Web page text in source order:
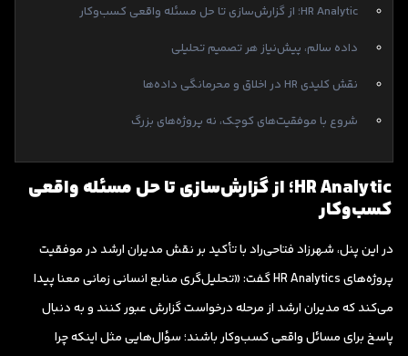
HR Analytic؛ از گزارش‌سازی تا حل مسئله واقعی کسب‌وکار
داده سالم، پیش‌نیاز هر تصمیم تحلیلی
نقش کلیدی HR در اخلاق و محرمانگی داده‌ها
شروع با موفقیت‌های کوچک، نه پروژه‌های بزرگ
HR Analytic؛ از گزارش‌سازی تا حل مسئله واقعی
کسب‌وکار
در این پنل، شهرزاد فتاحی‌راد با تأکید بر نقش مدیران ارشد در موفقیت
پروژه‌های HR Analytics گفت: «تحلیل‌گری منابع انسانی زمانی معنا پیدا
می‌کند که مدیران ارشد از مرحله درخواست گزارش عبور کنند و به دنبال
پاسخ برای مسائل واقعی کسب‌وکار باشند؛ سؤال‌هایی مثل اینکه چرا